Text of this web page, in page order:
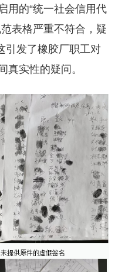
用的“统一社会信用代
表格严重不符合，疑
引发了橡胶厂职工对
真实性的疑问。